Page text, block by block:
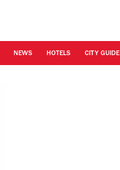
NEWS HOTELS CITY GUIDE